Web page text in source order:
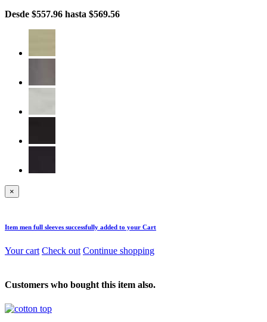
Desde $557.96 hasta $569.56
×
Item men full sleeves successfully added to your Cart
Your cart Check out Continue shopping
Customers who bought this item also.